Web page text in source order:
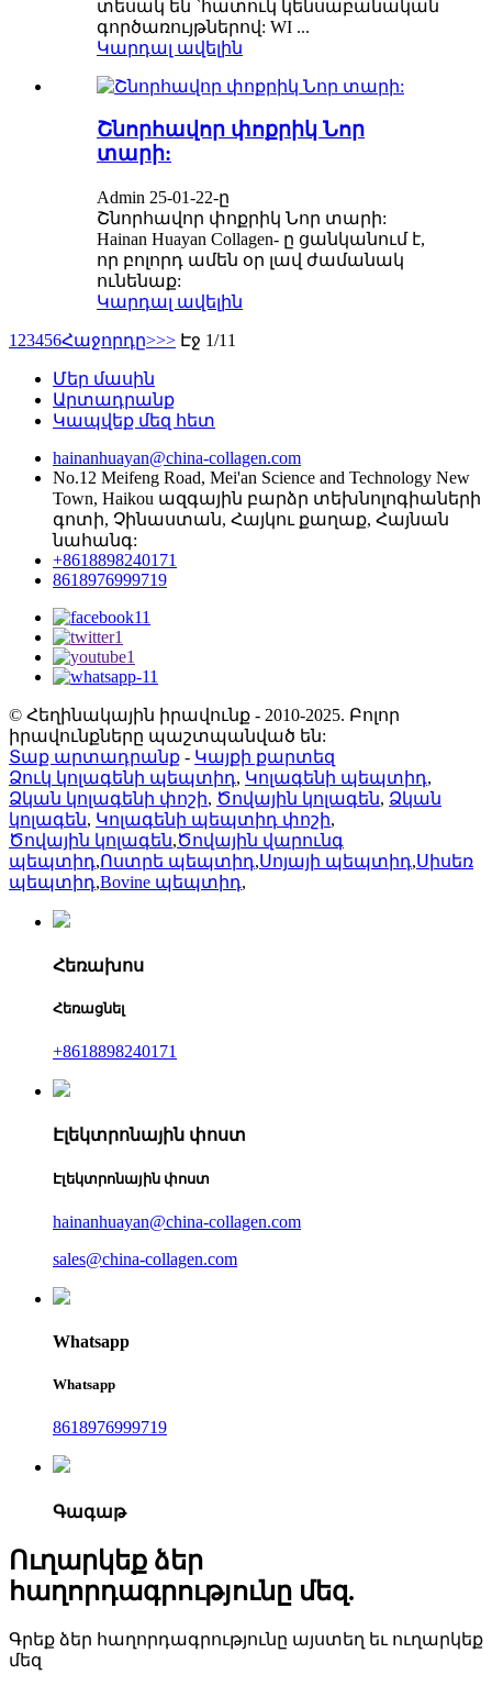
տեսակ են `հատուկ կենսաբանական
գործառույթներով: WI ...
Կարդալ ավելին
Շնորհավոր փոքրիկ Նոր
տարի:
Admin 25-01-22-ը
Շնորհավոր փոքրիկ Նոր տարի:
Hainan Huayan Collagen- ը ցանկանում է,
որ բոլորդ ամեն օր լավ ժամանակ
ունենաք:
Կարդալ ավելին
1 23456Հաջորդը>>> Էջ 1/11
Մեր մասին
Արտադրանք
Կապվեք մեզ հետ
hainanhuayan@china-collagen.com
No.12 Meifeng Road, Mei'an Science and Technology New
Town, Haikou ազգային բարձր տեխնոլոգիաների
գոտի, Չինաստան, Հայկու քաղաք, Հայնան
նահանգ:
+8618898240171
8618976999719
© Հեղինակային իրավունք - 2010-2025. Բոլոր
իրավունքները պաշտպանված են:
Տաք արտադրանք - Կայքի քարտեզ
Ձուկ կոլագենի պեպտիդ, Կոլագենի պեպտիդ,
Ձկան կոլագենի փոշի, Ծովային կոլագեն, Ձկան
կոլագեն, Կոլագենի պեպտիդ փոշի,
Ծովային կոլագեն,Ծովային վարունգ
պեպտիդ,Ոստրե պեպտիդ,Սոյայի պեպտիդ,Սիսեռ
պեպտիդ,Bovine պեպտիդ,
Հեռախոս
Հեռացնել
+8618898240171
Էլեկտրոնային փոստ
Էլեկտրոնային փոստ
hainanhuayan@china-collagen.com
sales@china-collagen.com
Whatsapp
Whatsapp
8618976999719
Գագաթ
Ուղարկեք ձեր
հաղորդագրությունը մեզ.
Գրեք ձեր հաղորդագրությունը այստեղ եւ ուղարկեք
մեզ